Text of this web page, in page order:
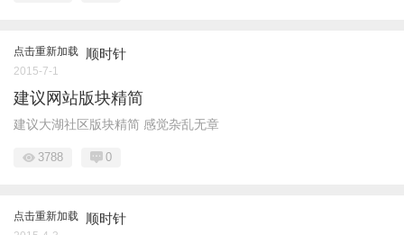
点击重新加载 顺时针
2015-7-1
建议网站版块精简
建议大湖社区版块精简 感觉杂乱无章
3788 0
点击重新加载 顺时针